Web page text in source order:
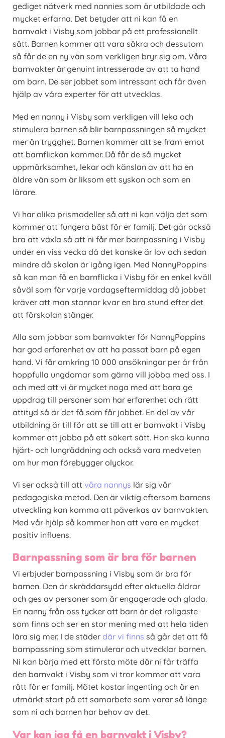
gediget nätverk med nannies som är utbildade och
mycket erfarna. Det betyder att ni kan få en
barnvakt i Visby som jobbar på ett professionellt
sätt. Barnen kommer att vara säkra och dessutom
så får de en ny vän som verkligen bryr sig om. Våra
barnvakter är genuint intresserade av att ta hand
om barn. De ser jobbet som intressant och får även
hjälp av våra experter för att utvecklas.
Med en nanny i Visby som verkligen vill leka och
stimulera barnen så blir barnpassningen så mycket
mer än trygghet. Barnen kommer att se fram emot
att barnflickan kommer. Då får de så mycket
uppmärksamhet, lekar och känslan av att ha en
äldre vän som är liksom ett syskon och som en
lärare.
Vi har olika prismodeller så att ni kan välja det som
kommer att fungera bäst för er familj. Det går också
bra att växla så att ni får mer barnpassning i Visby
under en viss vecka då det kanske är lov och sedan
mindre då skolan är igång igen. Med NannyPoppins
så kan man få en barnflicka i Visby för en enkel kväll
såväl som för varje vardagseftermiddag då jobbet
kräver att man stannar kvar en bra stund efter det
att förskolan stänger.
Alla som jobbar som barnvakter för NannyPoppins
har god erfarenhet av att ha passat barn på egen
hand. Vi får omkring 10 000 ansökningar per år från
hoppfulla ungdomar som gärna vill jobba med oss. I
och med att vi är mycket noga med att bara ge
uppdrag till personer som har erfarenhet och rätt
attityd så är det få som får jobbet. En del av vår
utbildning är till för att se till att er barnvakt i Visby
kommer att jobba på ett säkert sätt. Hon ska kunna
hjärt- och lungräddning och också vara medveten
om hur man förebygger olyckor.
Vi ser också till att våra nannys lär sig vår
pedagogiska metod. Den är viktig eftersom barnens
utveckling kan komma att påverkas av barnvakten.
Med vår hjälp så kommer hon att vara en mycket
positiv influens.
Barnpassning som är bra för barnen
Vi erbjuder barnpassning i Visby som är bra för
barnen. Den är skräddarsydd efter aktuella åldrar
och ges av personer som är engagerade och glada.
En nanny från oss tycker att barn är det roligaste
som finns och ser en stor mening med att hela tiden
lära sig mer. I de städer där vi finns så går det att få
barnpassning som stimulerar och utvecklar barnen.
Ni kan börja med ett första möte där ni får träffa
den barnvakt i Visby som vi tror kommer att vara
rätt för er familj. Mötet kostar ingenting och är en
utmärkt start på ett samarbete som varar så länge
som ni och barnen har behov av det.
Var kan jag få en barnvakt i Visby?